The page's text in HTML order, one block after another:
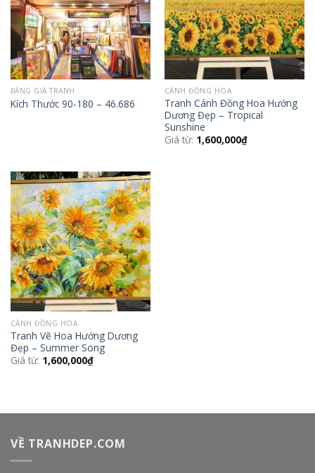
BẢNG GIÁ TRANH
Kích Thước 90-180 – 46.686
CÁNH ĐỒNG HOA
Tranh Cánh Đồng Hoa Hướng
Dương Đẹp – Tropical
Sunshine
Giá từ: 1,600,000₫
Add to
Wishlist
CÁNH ĐỒNG HOA
Tranh Vẽ Hoa Hướng Dương
Đẹp – Summer Song
Giá từ: 1,600,000₫
VỀ TRANHDEP.COM